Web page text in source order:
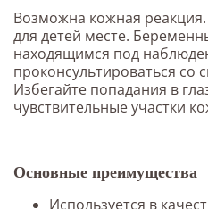
Возможна кожная
для детей месте.
находящимся под
проконсультироваться
Избегайте попадания в
чувствительные участки
Основные преимущества
Используется в